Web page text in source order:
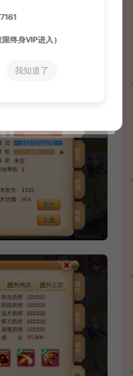
终身VIP进入）
我知道了